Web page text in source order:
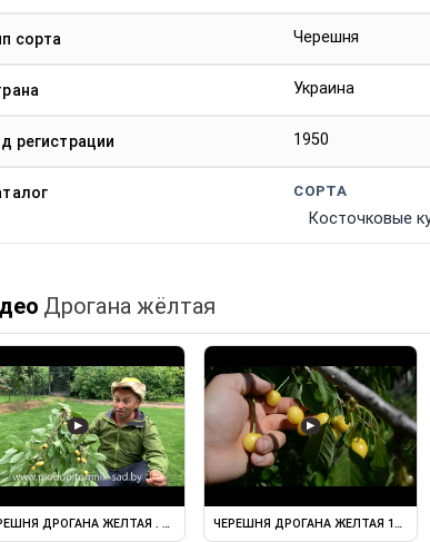
сорта Черешня
Украина
регистрации 1950
СОРТА
Косточковые
Дрогана жёлтая
▶
ДРОГАНА ЖЕЛТАЯ . СУПЕРКРУПНОПЛОДНЫЙ ...
▶
ЧЕРЕШНЯ ДРОГАНА ЖЕЛТАЯ